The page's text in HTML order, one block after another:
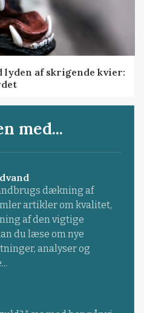
lyden af skrigende kvier:
med...
dækning af
artikler om kvalitet,
af den vigtige
du læse om nye
analyser og